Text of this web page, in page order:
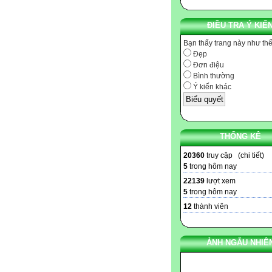
ĐIỀU TRA Ý
Bạn thấy trang này như
Đẹp
Đơn điệu
Bình thường
Ý kiến khác
THỐNG KÊ
20360 truy cập (chi tiết)
5 trong hôm nay
22139 lượt xem
5 trong hôm nay
12 thành viên
ẢNH NGẪU